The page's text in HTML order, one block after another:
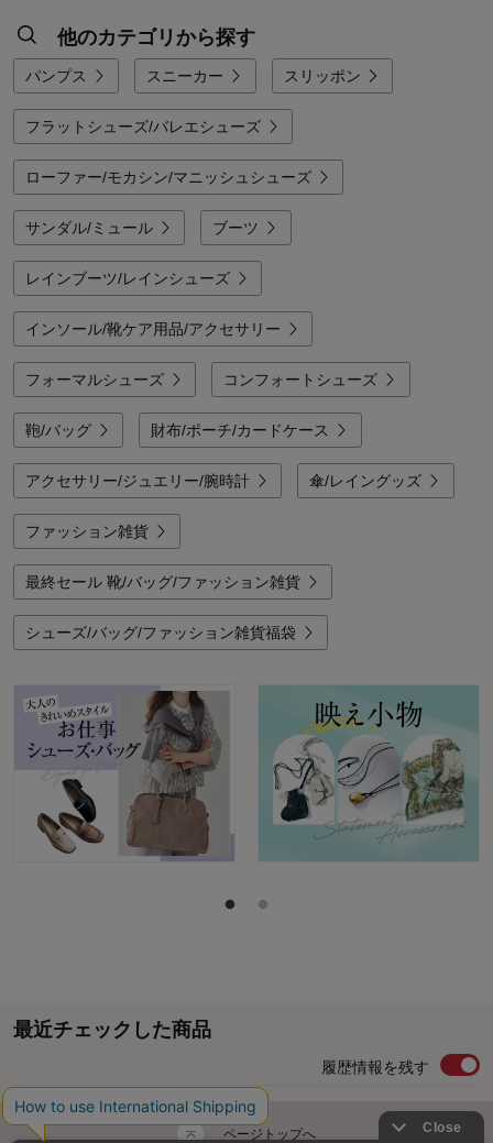
他のカテゴリから探す
パンプス スニーカー スリッポン
フラットシューズ/バレエシューズ
ローファー/モカシン/マニッシュシューズ
サンダル/ミュール ブーツ
レインブーツ/レインシューズ
インソール/靴ケア用品/アクセサリー
フォーマルシューズ コンフォートシューズ
鞄/バッグ 財布/ポーチ/カードケース
アクセサリー/ジュエリー/腕時計 傘/レイングッズ
ファッション雑貨
最終セール 靴/バッグ/ファッション雑貨
シューズ/バッグ/ファッション雑貨福袋
最近チェックした商品
履歴情報を残す
ページトップへ